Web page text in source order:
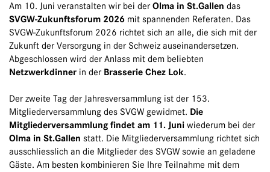
Am 10. Juni veranstalten wir bei der Olma in St.Gallen das
SVGW-Zukunftsforum 2026 mit spannenden Referaten. Das
SVGW-Zukunftsforum 2026 richtet sich an alle, die sich mit der
Zukunft der Versorgung in der Schweiz auseinandersetzen.
Abgeschlossen wird der Anlass mit dem beliebten
Netzwerkdinner in der Brasserie Chez Lok.
Der zweite Tag der Jahresversammlung ist der 153.
Mitgliederversammlung des SVGW gewidmet. Die
Mitgliederversammlung findet am 11. Juni wiederum bei der
Olma in St.Gallen statt. Die Mitgliederversammlung richtet sich
ausschliesslich an die Mitglieder des SVGW sowie an geladene
Gäste. Am besten kombinieren Sie Ihre Teilnahme mit dem